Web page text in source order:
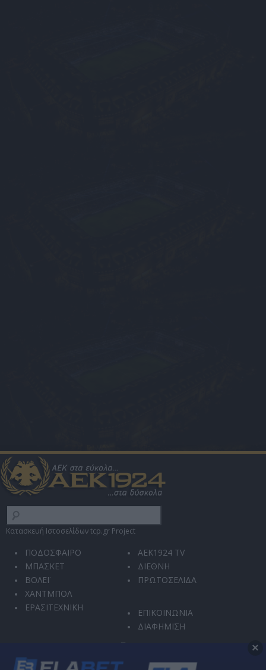
Κατασκευή Ιστοσελίδων tcp.gr Project
ΠΟΔΟΣΦΑΙΡΟ
ΜΠΑΣΚΕΤ
ΒΟΛΕΪ
ΧΑΝΤΜΠΟΛ
ΕΡΑΣΙΤΕΧΝΙΚΗ
AEK1924 TV
ΔΙΕΘΝΗ
ΠΡΩΤΟΣΕΛΙΔΑ
ΕΠΙΚΟΙΝΩΝΙΑ
ΔΙΑΦΗΜΙΣΗ
×